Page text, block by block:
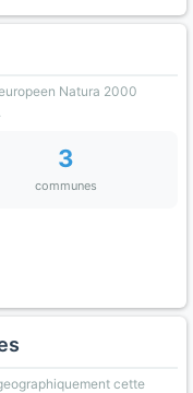
Natura 2000
3
communes
cette